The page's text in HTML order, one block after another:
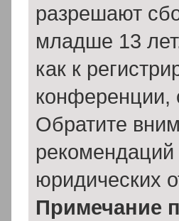
разрешают
младше 13
как к
конференции,
Обратите
юридических
Примечание